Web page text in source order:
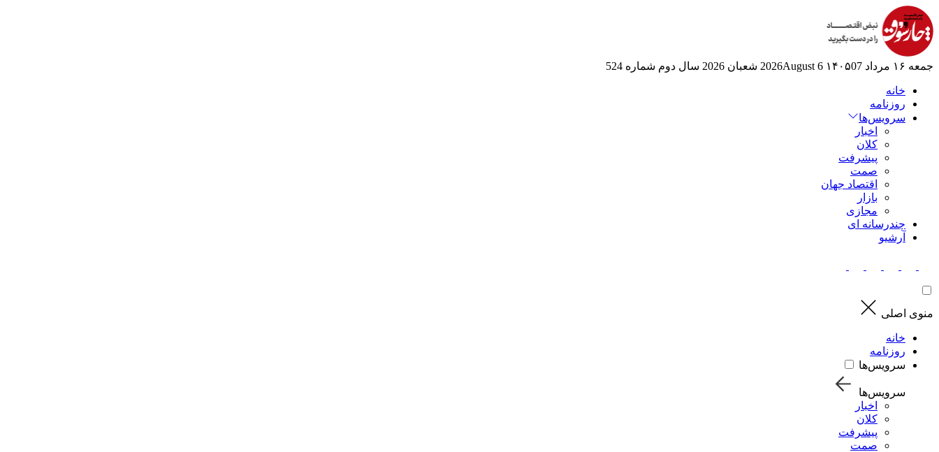
جمعه ۱۶ مرداد ۱۴۰۵ 07 2026August 6 شعبان 2026 سال دوم شماره 524
خانه
روزنامه
سرویس‌ها
اخبار
کلان
پیشرفت
صمت
اقتصاد جهان
بازار
مجازی
چندرسانه ای
آرشیو
منوی اصلی
خانه
روزنامه
سرویس‌ها
سرویس‌ها
اخبار
کلان
پیشرفت
صمت